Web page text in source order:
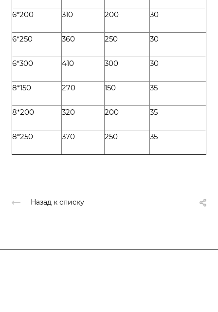
6*200 310 200 30
6*250 360 250 30
6*300 410 300 30
8*150 270 150 35
8*200 320 200 35
8*250 370 250 35
Назад к списку